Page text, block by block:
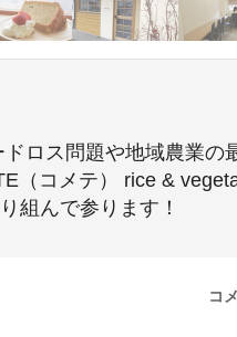
ロス問題や地域農業
（コメテ） rice &
組んで参ります！
コ